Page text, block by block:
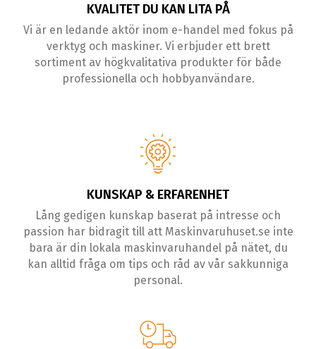
KVALITET DU KAN LITA PÅ
Vi är en ledande aktör inom e-handel med fokus på
verktyg och maskiner. Vi erbjuder ett brett
sortiment av högkvalitativa produkter för både
professionella och hobbyanvändare.
KUNSKAP & ERFARENHET
Lång gedigen kunskap baserat på intresse och
passion har bidragit till att Maskinvaruhuset.se inte
bara är din lokala maskinvaruhandel på nätet, du
kan alltid fråga om tips och råd av vår sakkunniga
personal.